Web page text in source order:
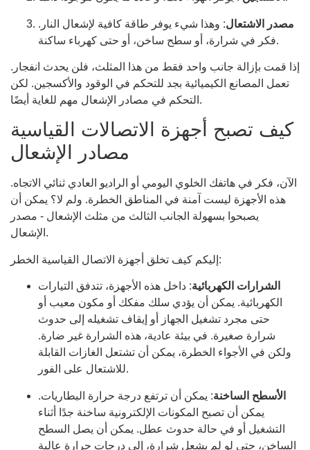
مصدر الاشتعال: وهذا شيء يوفر طاقة كافية لإشعال النار.
فكر في شرارة، أو سطح ساخن، أو حتى كهرباء ساكنة.
إذا قمت بإزالة جانب واحد فقط من هذا المثلث، فلن يحدث انفجار.
تعمل المصانع الكيميائية بجد للتحكم في الوقود والأكسجين. لكن
التحكم في مصادر الإشعال مهم للغاية أيضًا.
كيف تصبح أجهزة الاتصالات القياسية
مصادر الإشعال
الآن، فكر في هاتفك الخلوي اليومي أو الراديو العادي ثنائي الاتجاه.
هذه الأجهزة ليست آمنة في المناطق الخطرة. ولم لا؟ يمكن أن
يصبحوا بسهولة الجانب الثالث من مثلث الإشعال - مصدر
الإشعال.
إليكم كيف تخلق أجهزة الاتصال القياسية الخطر:
الشرارات الكهربائية: داخل هذه الأجهزة، تتدفق التيارات
الكهربائية. يمكن أن يؤدي سلك مفكك أو مكون معيب أو
حتى مجرد تشغيل الجهاز أو إيقاف تشغيله إلى حدوث
شرارة صغيرة. في بيئة عادية، هذه الشرارة غير ضارة.
ولكن في الأجواء الخطرة، يمكن أن تشتعل الغازات القابلة
للاشتعال على الفور.
الأسطح الساخنة: يمكن أن ترتفع درجة حرارة البطاريات.
يمكن أن تصبح المكونات الإلكترونية ساخنة جدًا أثناء
التشغيل أو في حالة حدوث عطل. يمكن أن يصل السطح
الساخن، حتى لو لم يشعل شرارة، إلى درجات حرارة عالية